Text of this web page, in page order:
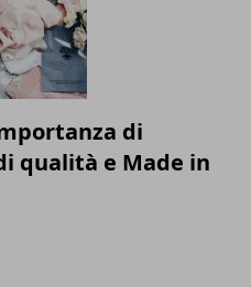
di
qualità e Made in